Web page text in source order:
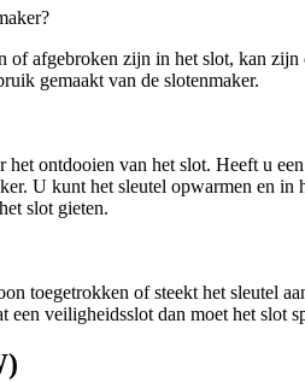
of afgebroken zijn in het slot, kan
gemaakt van de slotenmaker.
ontdooien van het slot. Heeft u
U kunt het sleutel opwarmen en
slot gieten.
toegetrokken of steekt het sleutel
veiligheidsslot dan moet het